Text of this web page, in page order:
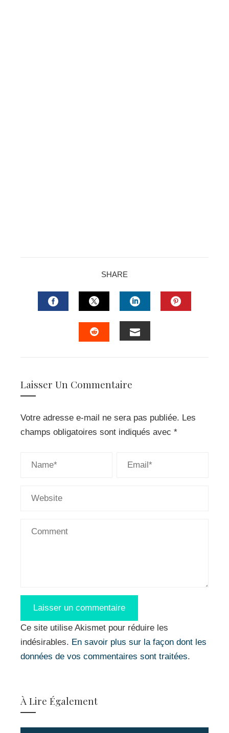
SHARE
FACEBOOKTWITTERLINKEDIN
Laisser Un Commentaire
Votre adresse e-mail ne sera pas publiée. Les
champs obligatoires sont indiqués avec *
Ce site utilise Akismet pour réduire les
indésirables. En savoir plus sur la façon dont les
données de vos commentaires sont traitées.
À Lire Également